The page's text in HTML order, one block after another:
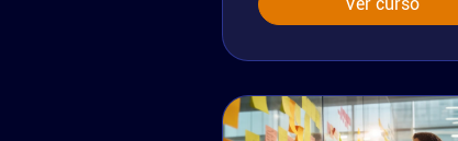
Ver curso